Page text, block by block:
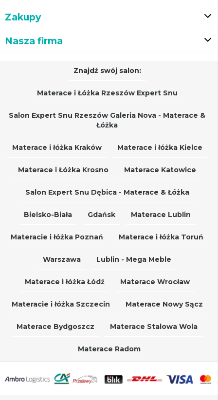
Zakupy
Nasza firma
Znajdź swój salon:
Materace i Łóżka Rzeszów Expert Snu
Salon Expert Snu Rzeszów Galeria Nova - Materace &
Łóżka
Materace i łóżka Kraków Materace i łóżka Kielce
Materace i Łóżka Krosno Materace Katowice
Salon Expert Snu Dębica - Materace & Łóżka
Bielsko-Biała Gdańsk Materace Lublin
Materacie i łóżka Poznań Materace i łóżka Toruń
Warszawa Lublin - Mega Meble
Materace i łóżka Łódź Materace Wrocław
Materacie i łóżka Szczecin Materace Nowy Sącz
Materace Bydgoszcz Materace Stalowa Wola
Materace Radom